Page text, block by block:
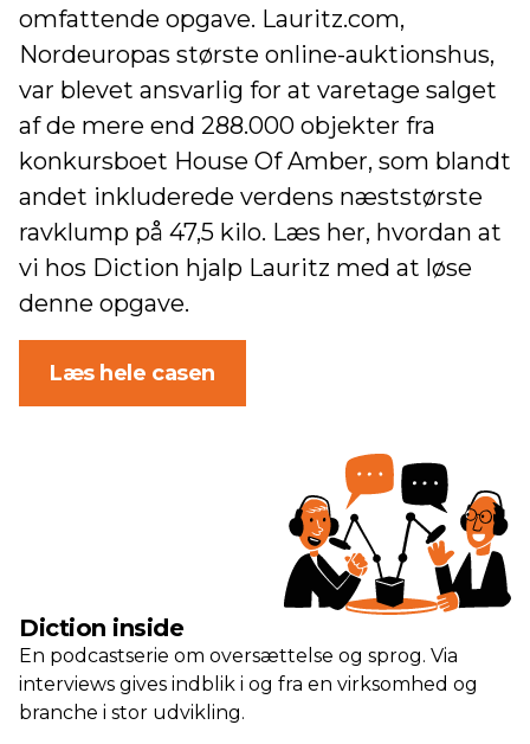
omfattende opgave. Lauritz.com,
Nordeuropas største online-auktionshus,
var blevet ansvarlig for at varetage salget
af de mere end 288.000 objekter fra
konkursboet House Of Amber, som blandt
andet inkluderede verdens næststørste
ravklump på 47,5 kilo. Læs her, hvordan at
vi hos Diction hjalp Lauritz med at løse
denne opgave.
Læs hele casen
Diction inside
En podcastserie om oversættelse og sprog. Via
interviews gives indblik i og fra en virksomhed og
branche i stor udvikling.